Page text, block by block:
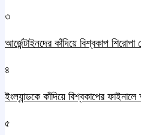
৩
আর্জেন্টাইনদের কাঁদিয়ে বিশ্বকাপ শিরোপা
৪
ইংল্যান্ডকে কাঁদিয়ে বিশ্বকাপের ফাইনালে
৫